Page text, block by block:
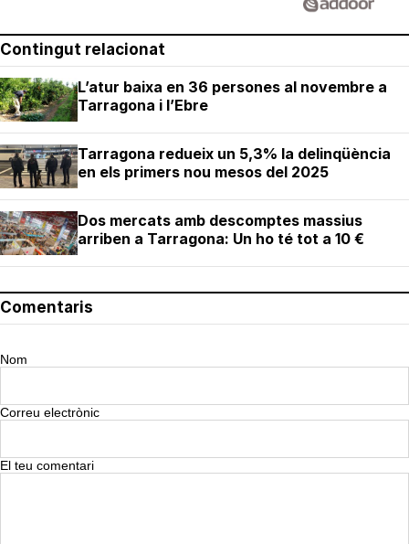
Contingut relacionat
L’atur baixa en 36 persones al novembre a
Tarragona i l’Ebre
Tarragona redueix un 5,3% la delinqüència
en els primers nou mesos del 2025
Dos mercats amb descomptes massius
arriben a Tarragona: Un ho té tot a 10 €
Comentaris
Nom
Correu electrònic
El teu comentari